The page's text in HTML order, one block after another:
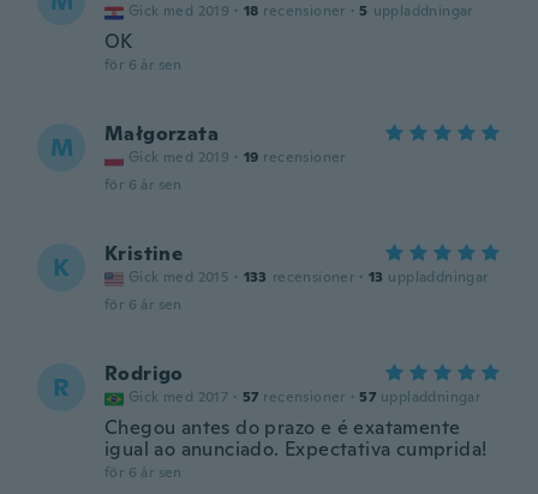
Gick med 2019 · 18 recensioner · 5 uppladdningar
OK
för 6 år sen
M Małgorzata
Gick med 2019 · 19 recensioner
för 6 år sen
K Kristine
Gick med 2015 · 133 recensioner · 13 uppladdningar
för 6 år sen
R Rodrigo
Gick med 2017 · 57 recensioner · 57 uppladdningar
Chegou antes do prazo e é exatamente
igual ao anunciado. Expectativa cumprida!
för 6 år sen